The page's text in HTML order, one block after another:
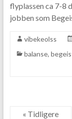
flyplassen ca 7-8
jobben som
vibekeolss
balanse,
« Tidligere